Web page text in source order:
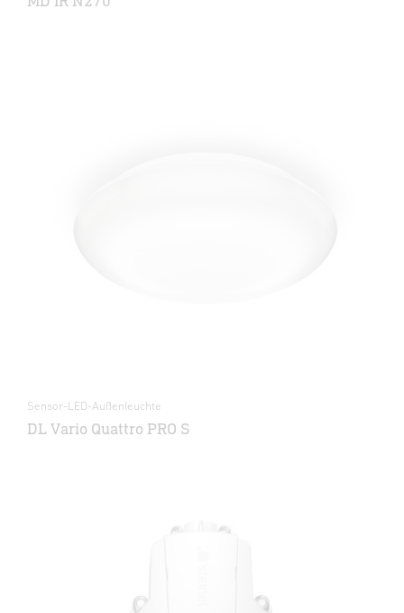
Sensor-LED-Außenleuchte
DL Vario Quattro PRO S